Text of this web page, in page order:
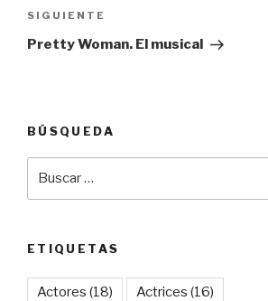
Siguiente
entrada
SIGUIENTE
Pretty Woman. El musical
BÚSQUEDA
ETIQUETAS
Actores (18) Actrices (16)